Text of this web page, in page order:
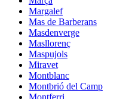
Margalef
Mas de Barberans
Masdenverge
Masllorenç
Maspujols
Miravet
Montblanc
Montbrió del Camp
Montferri